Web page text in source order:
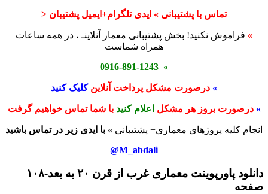
تماس با پشتیبانی » ایدی تلگرام+ایمیل پشتیبان <
» فراموش نکنید! بخش پشتیبانی معمار آنلاینـ ، در همه ساعات
همراه شماست
» 0916-891-1243
» درصورت مشکل پرداخت آنلاینکلیک کنید
» درصورت بروز هر مشکل اعلام کنید با شما تماس خواهیم گرفت
انجام کلیه پروژهای معماری+ پشتیبانی » با ایدی زیر در تماس باشید
M_abdali@
دانلود پاورپوینت معماری غرب از قرن ۲۰ به بعد-۱۰۸
صفحه